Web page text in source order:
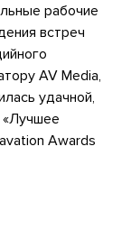
рабочие
встреч
AV Media,
удачной,
«Лучшее
Awards